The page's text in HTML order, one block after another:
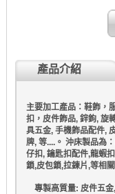
產品介紹
主要加工產品：鞋飾，
扣，皮件飾品, 鋅鉤, 旋
具五金, 手機飾品配件,
牌, 等....。 沖床製品為
仔扣, 鑰匙扣配件,龍蝦
鎖,皮包鎖,拉鍊片,等相
專製高質量: 皮件五